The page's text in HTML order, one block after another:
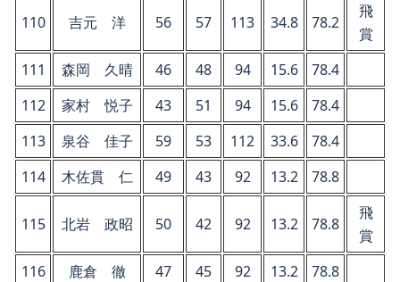
110 吉元 洋 56 57 113 34.8 78.2
飛
賞
111
森岡 久晴 46 48 94 15.6
78.4
112
家村 悦子 43 51 94 15.6
78.4
113
泉谷 佳子 59 53 112 33.6
78.4
114
木佐貫 仁 49 43 92 13.2 78.8
115 北岩 政昭 50 42 92 13.2 78.8
飛
賞
116
鹿倉 徹 47 45 92 13.2
78.8